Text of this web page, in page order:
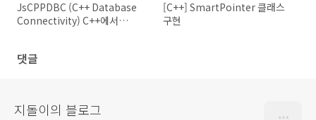
JsCPPDBC (C++ Database
Connectivity) C++에서
[C++] SmartPointer 클래스
구현
댓글
지돌이의 블로그